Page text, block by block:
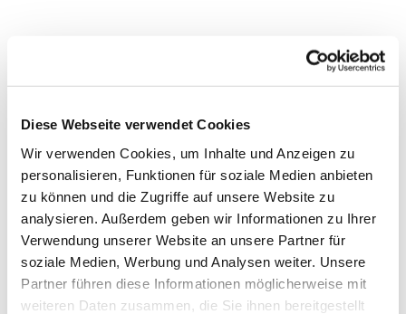
Diese Webseite verwendet Cookies
Wir verwenden Cookies, um Inhalte und Anzeigen zu
personalisieren, Funktionen für soziale Medien anbieten
zu können und die Zugriffe auf unsere Website zu
analysieren. Außerdem geben wir Informationen zu Ihrer
Verwendung unserer Website an unsere Partner für
soziale Medien, Werbung und Analysen weiter. Unsere
Partner führen diese Informationen möglicherweise mit
weiteren Daten zusammen, die Sie ihnen bereitgestellt
Dies könnte Sie auch
interessieren